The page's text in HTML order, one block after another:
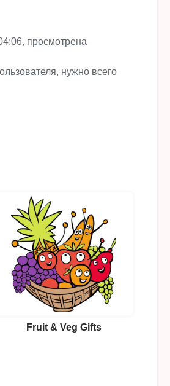
просмотрена
нужно всего
Fruit & Veg Gifts